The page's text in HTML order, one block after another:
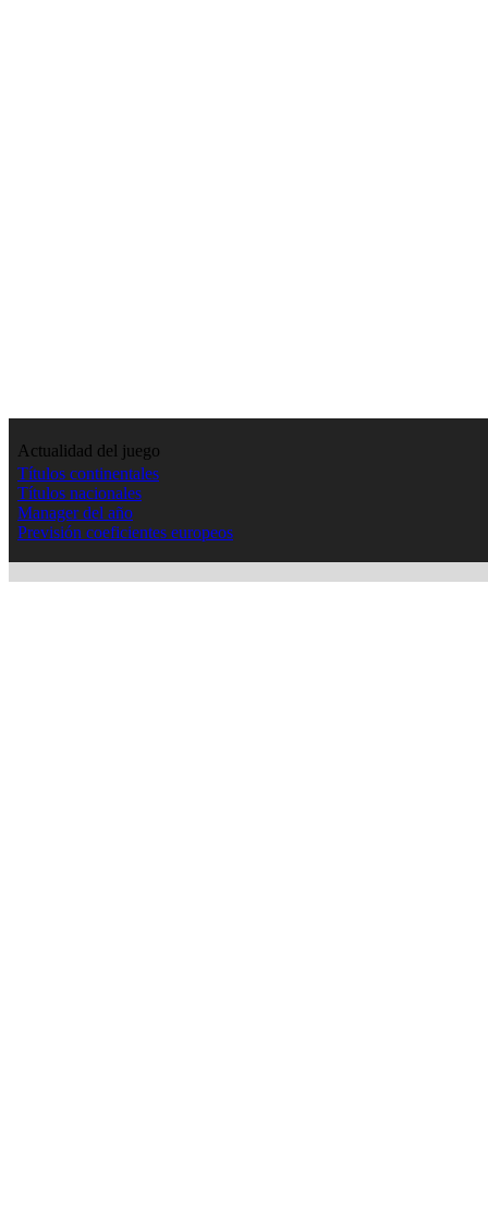
Actualidad del juego
Títulos continentales
Títulos nacionales
Manager del año
Previsión coeficientes europeos